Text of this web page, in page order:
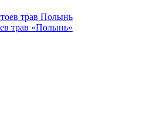
трав «Полынь»